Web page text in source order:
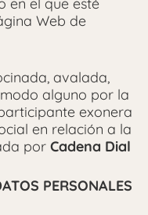
Web de
avalada,
alguno por la
exonera
en relación a la
por Cadena Dial
PERSONALES